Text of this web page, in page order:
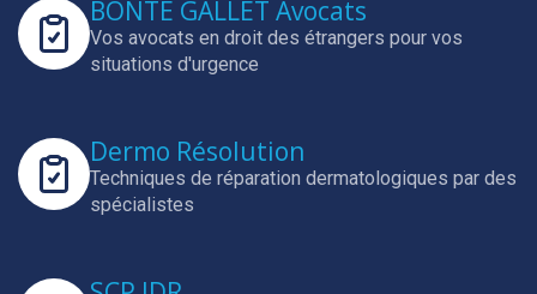
BONTE GALLET Avocats
Vos avocats en droit des étrangers pour vos
situations d'urgence
Dermo Résolution
Techniques de réparation dermatologiques par des
spécialistes